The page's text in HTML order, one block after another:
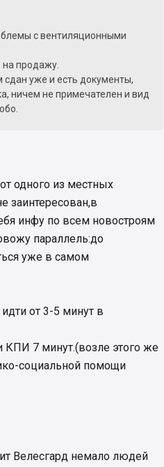
с вентиляционными
на продажу.
сдан уже и есть документы,
ничем не примечателен и вид
одного из местных
заинтересован,в
инфу по всем новостроям
параллель:до
уже в самом
от 3-5 минут в
7 минут.(возле этого же
социальной помощи
Велесгард немало людей